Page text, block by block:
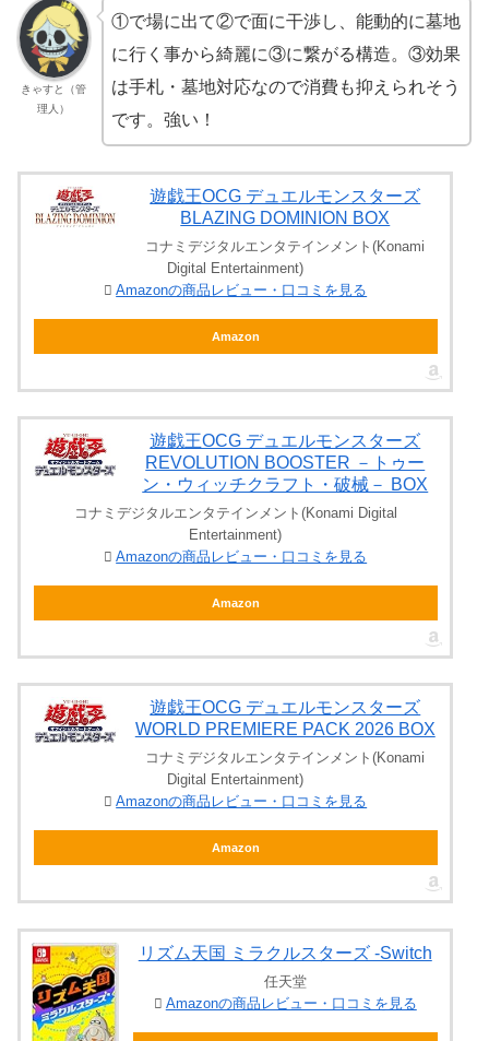
きゃすと（管
理人）
①で場に出て②で面に干渉し、能動的に墓地
に行く事から綺麗に③に繋がる構造。③効果
は手札・墓地対応なので消費も抑えられそう
です。強い！
遊戯王OCG デュエルモンスターズ
BLAZING DOMINION BOX
コナミデジタルエンタテインメント(Konami
Digital Entertainment)
Amazonの商品レビュー・口コミを見る
Amazon
遊戯王OCG デュエルモンスターズ
REVOLUTION BOOSTER －トゥー
ン・ウィッチクラフト・破械－ BOX
コナミデジタルエンタテインメント(Konami Digital
Entertainment)
Amazonの商品レビュー・口コミを見る
Amazon
遊戯王OCG デュエルモンスターズ
WORLD PREMIERE PACK 2026 BOX
コナミデジタルエンタテインメント(Konami
Digital Entertainment)
Amazonの商品レビュー・口コミを見る
Amazon
リズム天国 ミラクルスターズ -Switch
任天堂
Amazonの商品レビュー・口コミを見る